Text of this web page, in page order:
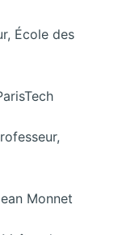
École des
Monnet